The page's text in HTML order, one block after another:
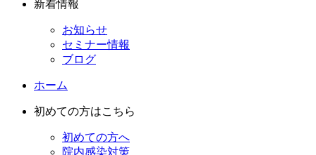
新着情報
お知らせ
セミナー情報
ブログ
ホーム
初めての方はこちら
初めての方へ
院内感染対策